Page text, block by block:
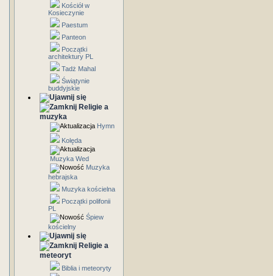
Kościół w
Kosieczynie
Paestum
Panteon
Początki
architektury PL
Tadż Mahal
Świątynie
buddyjskie
Religie a
muzyka
Hymn
Kolęda
Muzyka Wed
Muzyka
hebrajska
Muzyka kościelna
Początki polifonii
PL
Śpiew
kościelny
Religie a
meteoryt
Biblia i meteoryty